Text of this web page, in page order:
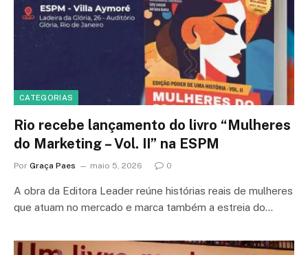
CATEGORIAS
Rio recebe lançamento do livro “Mulheres
do Marketing – Vol. II” na ESPM
Por Graça Paes maio 5, 2026 0
A obra da Editora Leader reúne histórias reais de mulheres
que atuam no mercado e marca também a estreia do…